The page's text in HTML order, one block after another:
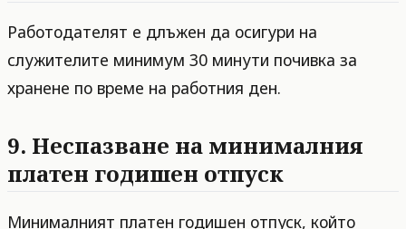
Работодателят е длъжен да осигури на
служителите минимум 30 минути почивка за
хранене по време на работния ден.
9. Неспазване на минималния
платен годишен отпуск
Минималният платен годишен отпуск, който